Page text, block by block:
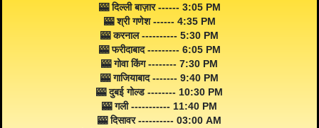
🎰 दिल्ली बाज़ार ------ 3:05 PM
🎰 श्री गणेश ------ 4:35 PM
🎰 करनाल ---------- 5:30 PM
🎰 फरीदाबाद --------- 6:05 PM
🎰 गोवा किंग -------- 7:30 PM
🎰 गाजियाबाद ------- 9:40 PM
🎰 दुबई गोल्ड -------- 10:30 PM
🎰 गली ----------- 11:40 PM
🎰 दिसावर ---------- 03:00 AM